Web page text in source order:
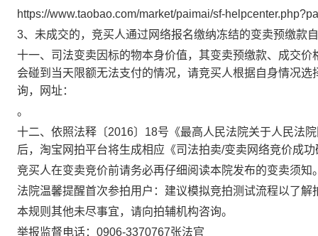
https://www.taobao.com/market/paimai/sf-
3、未成交的，竞买人通过网络报名缴纳冻结的变卖预缴款
十一、司法变卖因标的物本身价值，其变卖预缴款、成交
会碰到当天限额无法支付的情况，请竞买人根据自身情况
询，网址：
。
十二、依照法释〔2016〕18号《最高人民法院关于人民法
后，淘宝网拍平台将生成相应《司法拍卖/变卖网络竞价成
竞买人在变卖竞价前请务必再仔细阅读本院发布的变卖须知
法院温馨提醒首次参拍用户：建议模拟竞拍测试流程以了
本规则其他未尽事宜，请向拍辅机构咨询。
举报监督电话：0906-3370767张法官